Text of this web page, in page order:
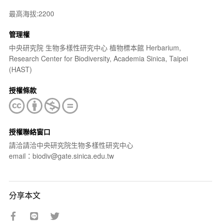
最高海拔:2200
管理權
中央研究院 生物多樣性研究中心 植物標本館 Herbarium,
Research Center for Biodiversity, Academia Sinica, Taipei
(HAST)
授權條款
授權聯絡窗口
請洽請洽中央研究院生物多樣性研究中心
email：biodiv@gate.sinica.edu.tw
分享本文